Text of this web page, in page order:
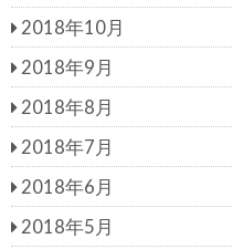
2018年10月
2018年9月
2018年8月
2018年7月
2018年6月
2018年5月